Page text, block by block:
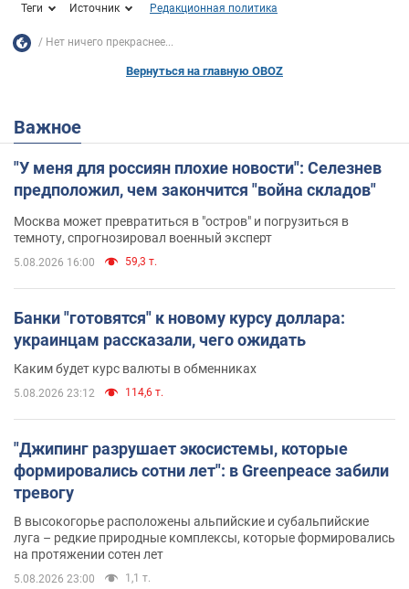
Теги Источник Редакционная политика
Нет ничего прекраснее...
Вернуться на главную OBOZ
Важное
"У меня для россиян плохие новости": Селезнев
предположил, чем закончится "война складов"
Москва может превратиться в "остров" и погрузиться в
темноту, спрогнозировал военный эксперт
5.08.2026 16:00 59,3 т.
Банки "готовятся" к новому курсу доллара:
украинцам рассказали, чего ожидать
Каким будет курс валюты в обменниках
5.08.2026 23:12 114,6 т.
"Джипинг разрушает экосистемы, которые
формировались сотни лет": в Greenpeace забили
тревогу
В высокогорье расположены альпийские и субальпийские
луга – редкие природные комплексы, которые формировались
на протяжении сотен лет
5.08.2026 23:00 1,1 т.